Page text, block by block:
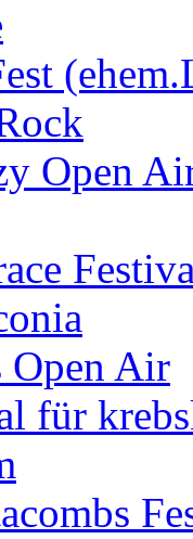
Open
Open Air
für